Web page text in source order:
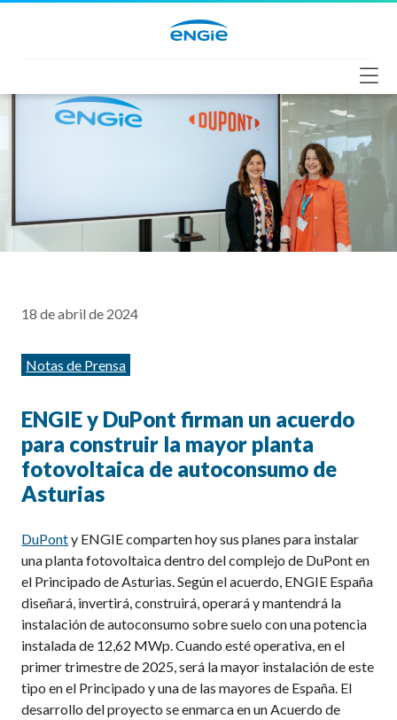
18 de abril de 2024
Categorías
Notas de Prensa
ENGIE y DuPont firman un acuerdo
para construir la mayor planta
fotovoltaica de autoconsumo de
Asturias
DuPonty ENGIE comparten hoy sus planes para instalar
una planta fotovoltaica dentro del complejo de DuPont en
el Principado de Asturias. Según el acuerdo, ENGIE España
diseñará, invertirá, construirá, operará y mantendrá la
instalación de autoconsumo sobre suelo con una potencia
instalada de 12,62 MWp. Cuando esté operativa, en el
primer trimestre de 2025, será la mayor instalación de este
tipo en el Principado y una de las mayores de España. El
desarrollo del proyecto se enmarca en un Acuerdo de